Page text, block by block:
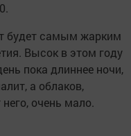
будет самым жарким
Высок в этом году
пока длиннее ночи,
а облаков,
очень мало.